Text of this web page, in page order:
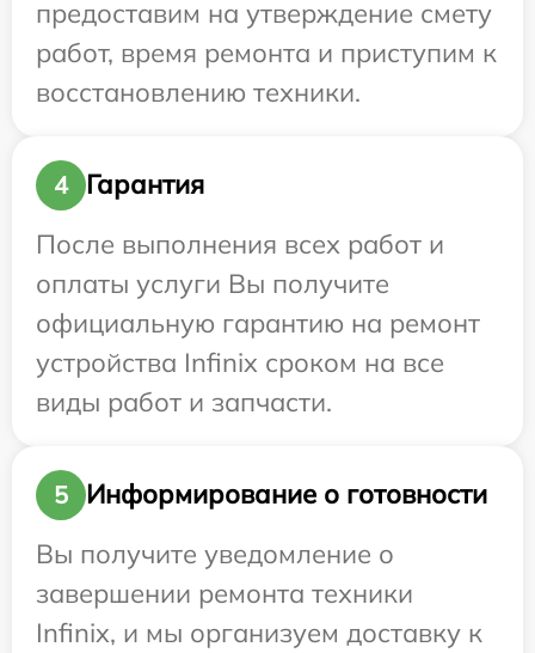
предоставим на утверждение смету
работ, время ремонта и приступим к
восстановлению техники.
4
Гарантия
После выполнения всех работ и
оплаты услуги Вы получите
официальную гарантию на ремонт
устройства Infinix сроком на все
виды работ и запчасти.
5
Информирование о готовности
Вы получите уведомление о
завершении ремонта техники
Infinix, и мы организуем доставку к